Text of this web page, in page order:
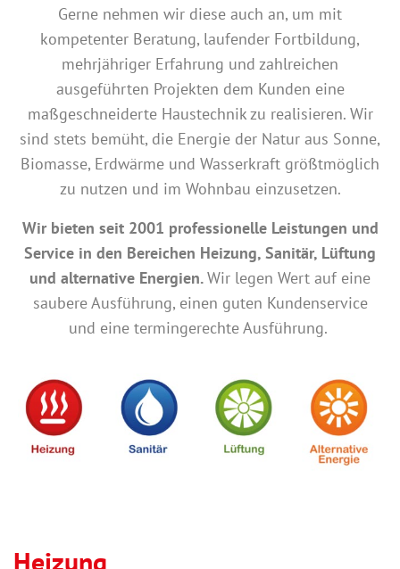
Gerne nehmen wir diese auch an, um mit
kompetenter Beratung, laufender Fortbildung,
mehrjähriger Erfahrung und zahlreichen
ausgeführten Projekten dem Kunden eine
maßgeschneiderte Haustechnik zu realisieren. Wir
sind stets bemüht, die Energie der Natur aus Sonne,
Biomasse, Erdwärme und Wasserkraft größtmöglich
zu nutzen und im Wohnbau einzusetzen.
Wir bieten seit 2001 professionelle Leistungen und
Service in den Bereichen Heizung, Sanitär, Lüftung
und alternative Energien.Wir legen Wert auf eine
saubere Ausführung, einen guten Kundenservice
und eine termingerechte Ausführung.
Heizung